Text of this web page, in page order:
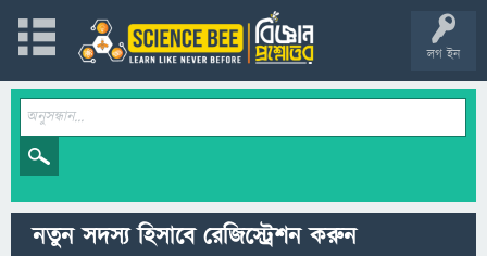
লগ ইন
নতুন সদস্য হিসাবে রেজিস্ট্রেশন করুন